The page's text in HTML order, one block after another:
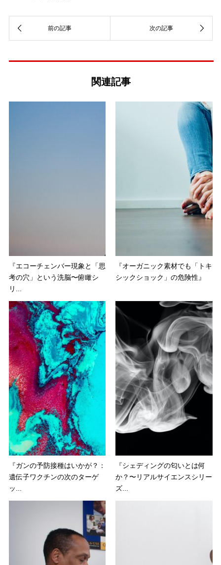
関連記事
『エコーチェンバー現象と「思
考の穴」という洗脳〜俯瞰シ
リ...
『オーガニック素材でも「トキ
シックショック」の危険性』
『ガンの予防接種はいかが？：
遺伝子ワクチンの次のターゲ
ッ...
『シェディングの匂いとは何
か？〜リアルサイエンスシリー
ズ...